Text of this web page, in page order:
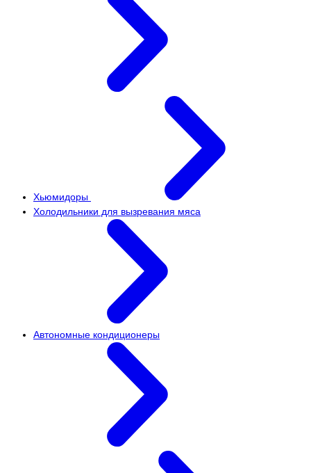
Хьюмидоры
Холодильники для вызревания мяса
Автономные кондиционеры